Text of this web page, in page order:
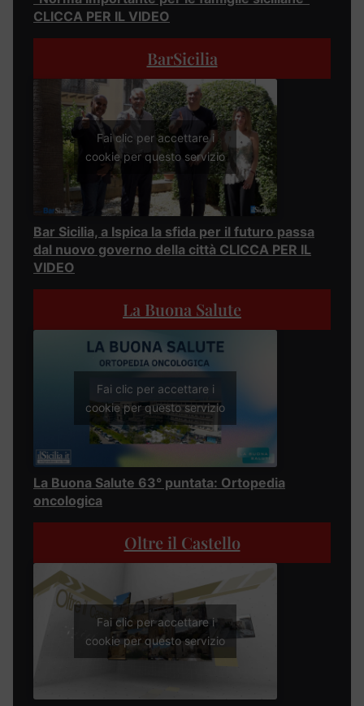
CLICCA PER IL VIDEO
BarSicilia
Fai clic per accettare i
cookie per questo servizio
Bar Sicilia, a Ispica la sfida per il futuro passa
dal nuovo governo della città CLICCA PER IL
VIDEO
La Buona Salute
Fai clic per accettare i
cookie per questo servizio
La Buona Salute 63° puntata: Ortopedia
oncologica
Oltre il Castello
Fai clic per accettare i
cookie per questo servizio